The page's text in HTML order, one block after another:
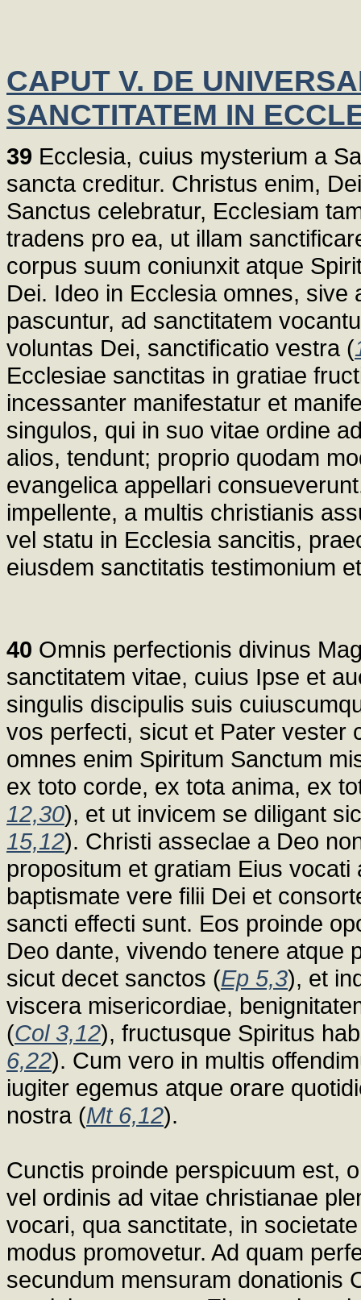
CAPUT V. DE
SANCTITATEM IN
39 Ecclesia, cuius mysterium a
sancta creditur. Christus enim,
Sanctus celebratur, Ecclesiam
tradens pro ea, ut illam
corpus suum coniunxit atque
Dei. Ideo in Ecclesia omnes,
pascuntur, ad sanctitatem
voluntas Dei, sanctificatio vestra (
Ecclesiae sanctitas in gratiae
incessanter manifestatur et
singulos, qui in suo vitae ordine
alios, tendunt; proprio quodam
evangelica appellari
impellente, a multis christianis
vel statu in Ecclesia sancitis,
eiusdem sanctitatis testimonium
40 Omnis perfectionis divinus
sanctitatem vitae, cuius Ipse et
singulis discipulis suis
vos perfecti, sicut et Pater vester
omnes enim Spiritum Sanctum
ex toto corde, ex tota anima, ex
12,30), et ut invicem se diligant
15,12). Christi asseclae a Deo
propositum et gratiam Eius
baptismate vere filii Dei et
sancti effecti sunt. Eos proinde
Deo dante, vivendo tenere atque
sicut decet sanctos (Ep 5,3), et
viscera misericordiae,
(Col 3,12), fructusque Spiritus
6,22). Cum vero in multis
iugiter egemus atque orare
nostra (Mt 6,12).
Cunctis proinde perspicuum est,
vel ordinis ad vitae christianae
vocari, qua sanctitate, in
modus promovetur. Ad quam
secundum mensuram donationis